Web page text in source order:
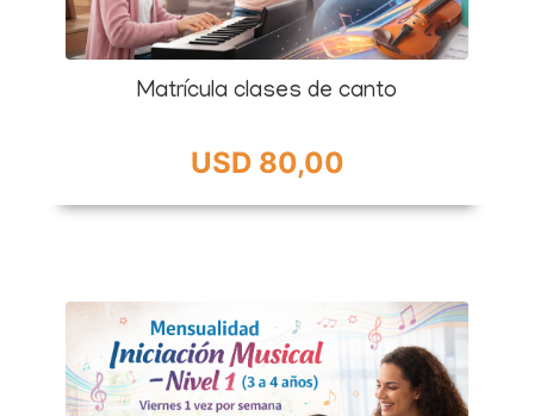
Matrícula clases de canto
USD 80,00